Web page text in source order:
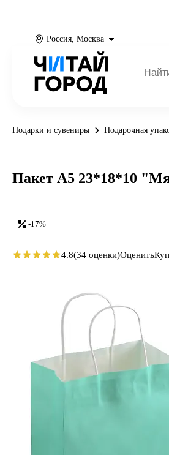
Россия, Москва
Подарки и сувениры Подарочная
-17%
Пакет А5 23*18*10
4.8(34 оценки)Оценить